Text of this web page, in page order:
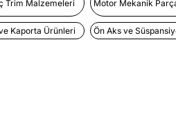
Trim Malzemeleri
Kaporta Ürünleri
Motor Mekanik
Ön Aks ve